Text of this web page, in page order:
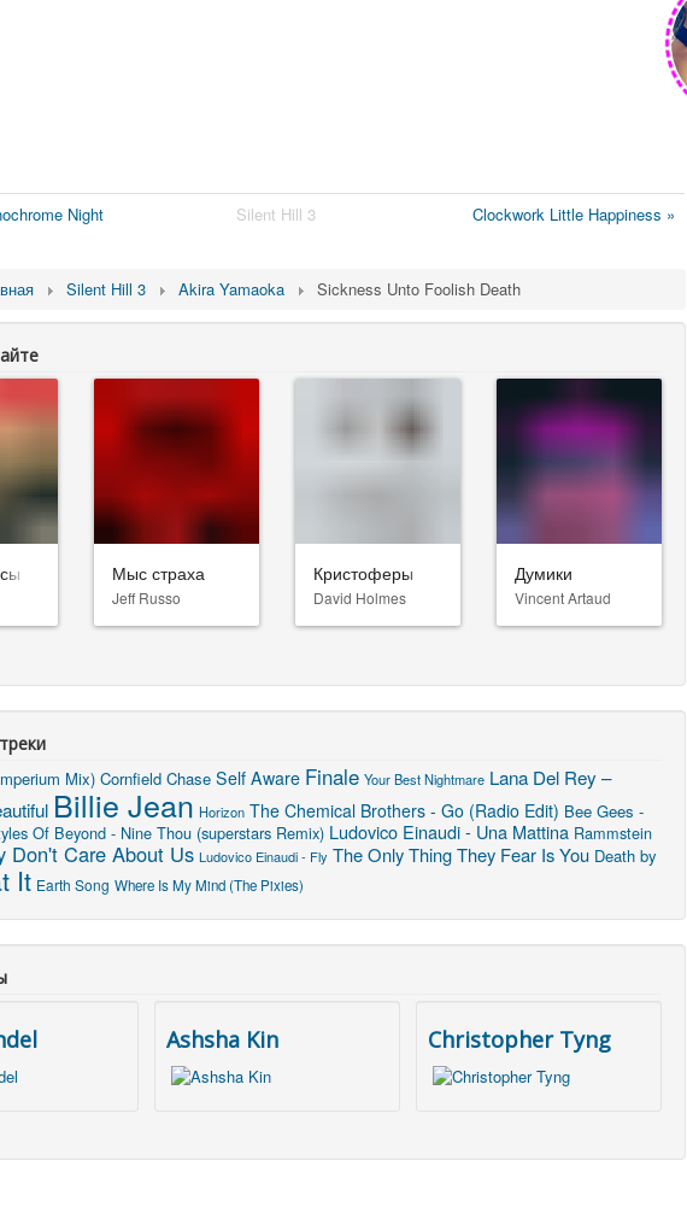
Night Silent Hill 3 Clockwork Little Happiness »
Silent Hill 3 Akira Yamaoka Sickness Unto Foolish Death
Мыс страха
Jeff Russo
Кристоферы
David Holmes
Думики
Vincent Artaud
Mix) Cornfield Chase Self Aware Finale Your Best Nightmare Lana Del Rey –
Billie Jean Horizon The Chemical Brothers - Go (Radio Edit) Bee Gees -
Of Beyond - Nine Thou (superstars Remix) Ludovico Einaudi - Una Mattina Rammstein
Don't Care About Us Ludovico Einaudi - Fly The Only Thing They Fear Is You Death by
It Earth Song Where Is My Mind (The Pixies)
Ashsha Kin Christopher Tyng